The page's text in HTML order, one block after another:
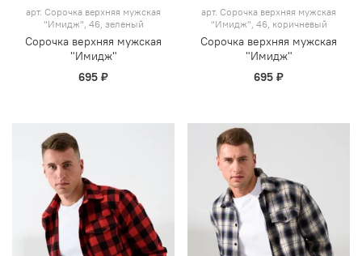
арт. Сорочка верхняя мужская
"Имидж", 46, зеленый
Сорочка верхняя мужская
"Имидж"
695 ₽
арт. Сорочка верхняя мужская
"Имидж", 46, коричневый
Сорочка верхняя мужская
"Имидж"
695 ₽